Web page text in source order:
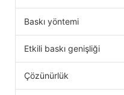
Baskı yöntemi
Etkili baskı genişliği
Çözünürlük